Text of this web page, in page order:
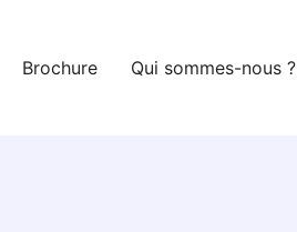
Brochure Qui sommes-nous ?